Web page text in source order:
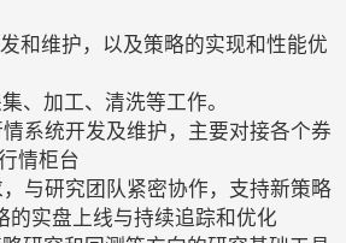
和维护，以及策略的实现和性能优
、加工、清洗等工作。
系统开发及维护，主要对接各个券
情柜台
与研究团队紧密协作，支持新策略
的实盘上线与持续追踪和优化